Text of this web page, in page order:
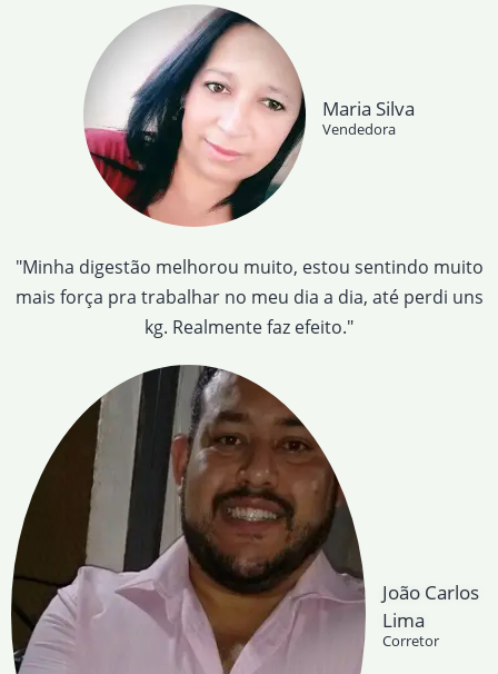
Maria Silva
Vendedora
"Minha digestão melhorou muito, estou sentindo muito
mais força pra trabalhar no meu dia a dia, até perdi uns
kg. Realmente faz efeito."
João Carlos
Lima
Corretor